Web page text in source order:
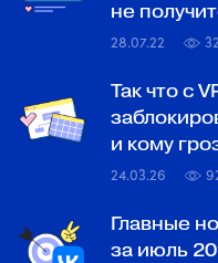
не
28.07.22
Так что с
и кому
24.03.26
Главные
за июль